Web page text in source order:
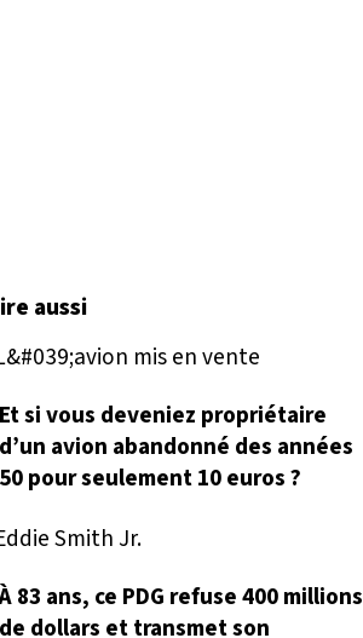
aussi
Et si vous deveniez propriétaire
d’un avion abandonné des années
50 pour seulement 10 euros ?
À 83 ans, ce PDG refuse 400 millions
de dollars et transmet son